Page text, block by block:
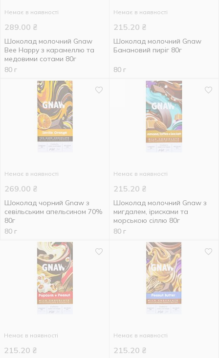
Немає в наявності
289.00 ₴
Шоколад молочний Gnaw
Bee Happy з карамеллю та
медовими сотами 80г
80 г
Немає в наявності
215.20 ₴
Шоколад молочний Gnaw
Банановий пиріг 80г
80 г
Немає в наявності
269.00 ₴
Шоколад чорний Gnaw з
севільським апельсином 70%
80г
80 г
Немає в наявності
215.20 ₴
Шоколад молочний Gnaw з
мигдалем, ірисками та
морською сіллю 80г
80 г
Немає в наявності
215.20 ₴
Немає в наявності
215.20 ₴